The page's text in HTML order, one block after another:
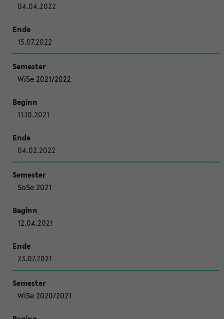
04.04.2022
15.07.2022
WiSe 2021/2022
11.10.2021
04.02.2022
SoSe 2021
12.04.2021
23.07.2021
WiSe 2020/2021